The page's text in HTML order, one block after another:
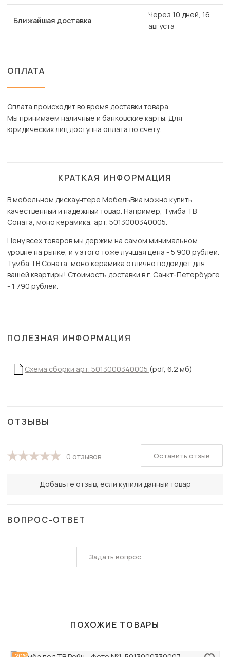
Ближайшая доставка
Через 10 дней, 16
августа
ОПЛАТА
Оплата происходит во время доставки товара.
Мы принимаем наличные и банковские карты. Для
юридических лиц доступна оплата по счету.
КРАТКАЯ ИНФОРМАЦИЯ
В мебельном дискаунтере МебельВиа можно купить
качественный и надёжный товар. Например, Тумба ТВ
Соната, моно керамика, арт. 5013000340005.
Цену всех товаров мы держим на самом минимальном
уровне на рынке, и у этого тоже лучшая цена - 5 900 рублей.
Тумба ТВ Соната, моно керамика отлично подойдет для
вашей квартиры! Стоимость доставки в г. Санкт-Петербурге
- 1 790 рублей.
ПОЛЕЗНАЯ ИНФОРМАЦИЯ
Схема сборки арт. 5013000340005 (pdf, 6.2 мб)
ОТЗЫВЫ
0 отзывов
Добавьте отзыв, если купили данный товар
Оставить отзыв
ВОПРОС-ОТВЕТ
Задать вопрос
ПОХОЖИЕ ТОВАРЫ